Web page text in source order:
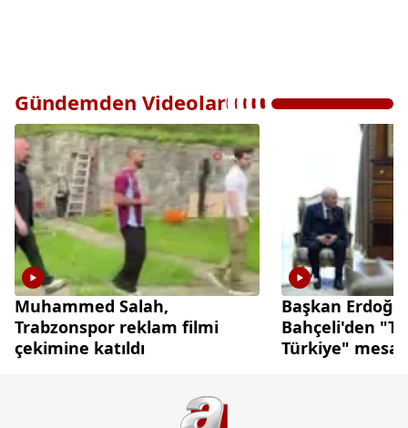
Gündemden Videolar
Muhammed Salah,
Trabzonspor reklam filmi
çekimine katıldı
Başkan
Bahçeli'den
Türkiye" mesajı